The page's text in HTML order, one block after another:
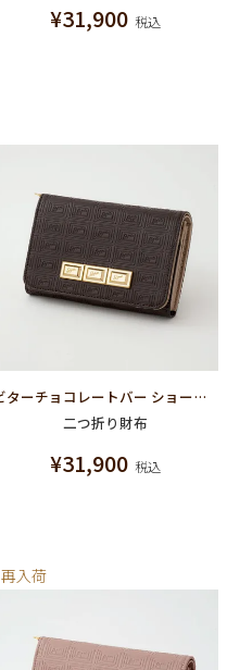
¥31,900 税込
ビターチョコレートバー ショートウォレット（財布）
二つ折り財布
¥31,900 税込
再入荷